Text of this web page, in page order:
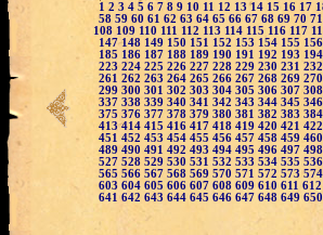
1 2 3 4 5 6 7 8 9 10 11 12 1314 15 16 17
58 59 60 61 62 63 64 65 66 67 68 69 70 71
108 109 110 111 112 113 114 115 116 117
147148 149 150 151 152 153 154 155 156
185 186 187 188 189 190 191 192 193 194
223224 225 226 227 228 229 230 231 232
261 262 263 264 265 266 267 268 269 270
299 300 301 302 303 304 305 306 307 308
337 338 339 340 341 342 343 344 345 346
375 376 377 378 379 380 381 382 383 384
413414 415 416 417 418 419 420 421 422
451 452 453 454 455 456 457 458 459 460
489 490 491 492 493 494 495 496 497 498
527 528 529 530 531 532 533 534 535 536
565 566 567 568 569 570 571 572 573 574
603 604 605 606 607 608 609 610 611 612
641 642 643 644 645 646 647 648 649 650